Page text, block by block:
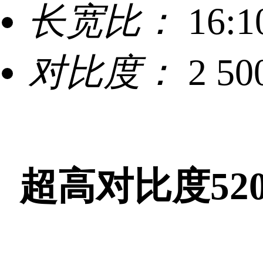
长宽比：
对比度： 2
超高对比度